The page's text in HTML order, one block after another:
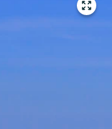
Enter